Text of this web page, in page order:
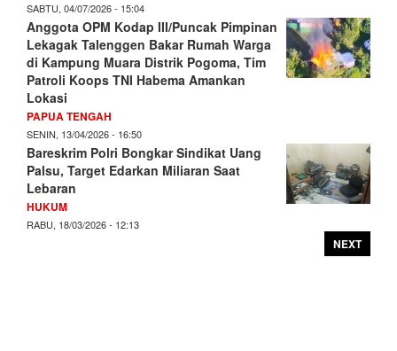
SABTU, 04/07/2026 - 15:04
Anggota OPM Kodap III/Puncak Pimpinan
Lekagak Talenggen Bakar Rumah Warga
di Kampung Muara Distrik Pogoma, Tim
Patroli Koops TNI Habema Amankan
Lokasi
PAPUA TENGAH
SENIN, 13/04/2026 - 16:50
Bareskrim Polri Bongkar Sindikat Uang
Palsu, Target Edarkan Miliaran Saat
Lebaran
HUKUM
RABU, 18/03/2026 - 12:13
NEXT